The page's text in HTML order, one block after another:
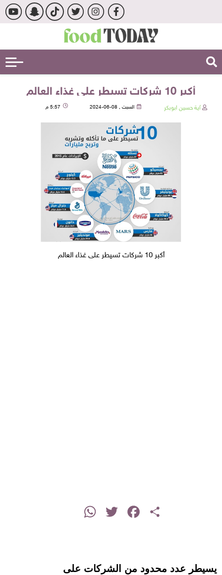
أكبر 10 شركات تسيطر على غذاء العالم
آية حسين ابوبكر السبت , 08-06-2024 5:57 م
أكبر 10 شركات تسيطر على غذاء العالم
Share
Facebook
Twitter
WhatsApp
يسيطر عدد محدود من الشركات على